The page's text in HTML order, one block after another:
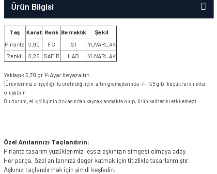
Ürün Bilgisi
Taş Karat Renk Berraklık
Şekil
Pırlanta
0,90 FG SI
YUVARLAK
Renkli
0,25 SAFİR LAB YUVARLAK
Yaklaşık 5,70 gr 14 Ayar beyaz altın.
(Ürünlerimiz el işçiliği ile üretildiği için, altın gramajlarında -/+ %5 gibi küçük farklılıklar
oluşabilir.
Bu durum, el işçiliğinin doğasından kaynaklanmakta olup, ürün kalitesini etkilemez)
Özel Anılarınızı Taçlandırın:
Pırlanta tasarım yüzüklerimiz, eşsiz aşkınızın simgesi olmaya aday.
Her parça, özel anılarınıza değer katmak için titizlikle tasarlanmıştır.
Aşkınızı taçlandırmak için şimdi keşfedin.